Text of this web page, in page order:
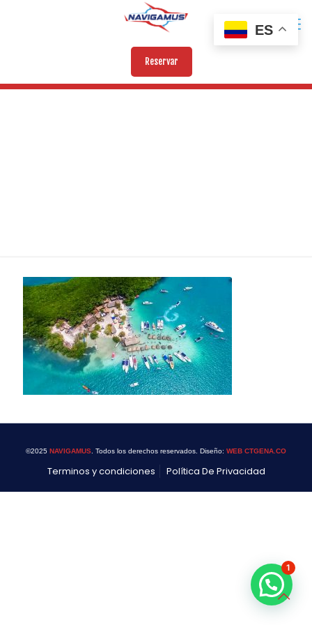
Reservar
©2025 NAVIGAMUS . Todos los derechos reservados. Diseño: WEB CTGENA.CO
Terminos y condiciones Política De Privacidad
ES
1